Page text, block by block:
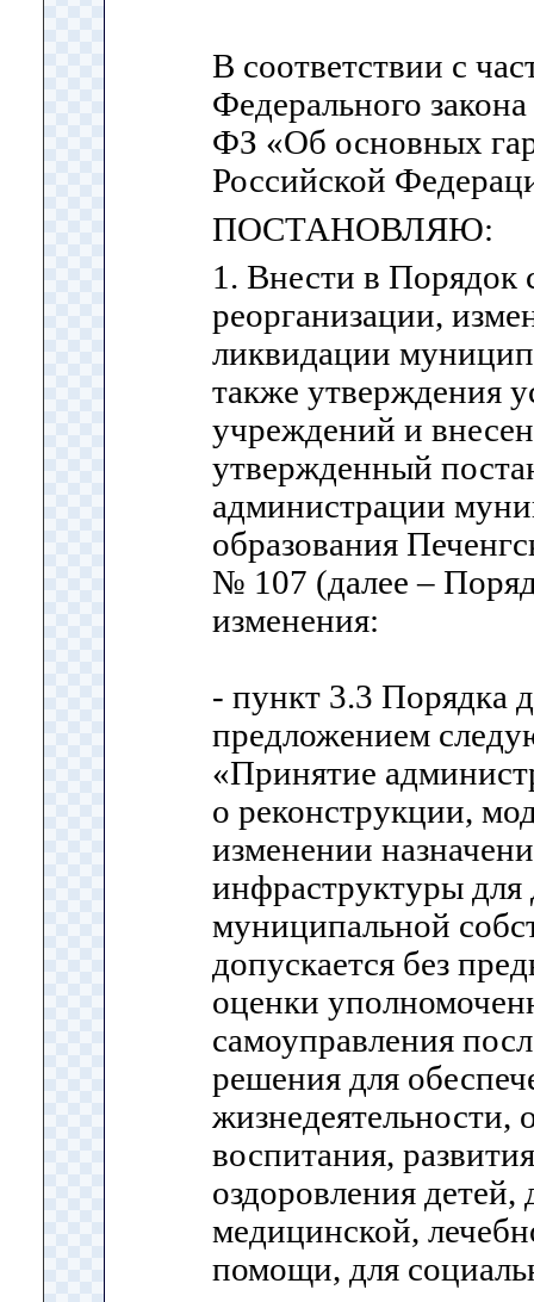
В соответствии с
Федерального
ФЗ «Об основных
Российской
ПОСТАНОВЛЯЮ:
1. Внести в Порядок
реорганизации,
ликвидации
также утверждения
учреждений и
утвержденный
администрации
образования
№ 107 (далее –
изменения:
- пункт 3.3 Порядка
предложением
«Принятие
о реконструкции,
изменении
инфраструктуры для
муниципальной
допускается без
оценки
самоуправления
решения для
жизнедеятельности,
воспитания,
оздоровления детей,
медицинской,
помощи, для